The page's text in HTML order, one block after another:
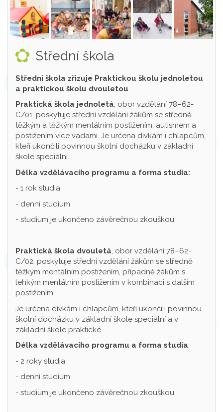
Střední škola
Střední škola zřizuje Praktickou školu jednoletou
a praktickou školu dvouletou
Praktická škola jednoletá, obor vzdělání 78–62-
C/01, poskytuje střední vzdělání žákům se středně
těžkým a těžkým mentálním postižením, autismem a
postižením více vadami. Je určena dívkám i chlapcům,
kteří ukončili povinnou školní docházku v základní
škole speciální.
Délka vzdělávacího programu a forma studia:
- 1 rok studia
- denní studium
- studium je ukončeno závěrečnou zkouškou.
Praktická škola dvouletá, obor vzdělání 78–62-
C/02, poskytuje střední vzdělání žákům se středně
těžkým mentálním postižením, případně žákům s
lehkým mentálním postižením v kombinaci s dalším
postižením.
Je určena dívkám i chlapcům, kteří ukončili povinnou
školní docházku v základní škole speciální a v
základní škole praktické.
Délka vzdělávacího programu a forma studia:
- 2 roky studia
- denní studium
- studium je ukončeno závěrečnou zkouškou.